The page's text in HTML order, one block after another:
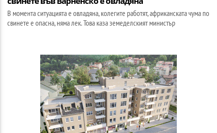
В момента ситуацията е овладяна, колегите работят, африканската чума по
свинете е опасна, няма лек. Това каза земеделският министър